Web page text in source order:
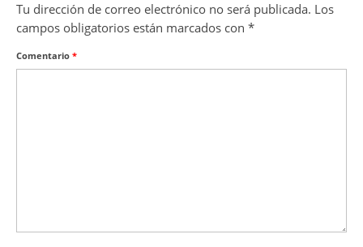
Tu dirección de correo electrónico no será publicada. Los
campos obligatorios están marcados con *
Comentario *